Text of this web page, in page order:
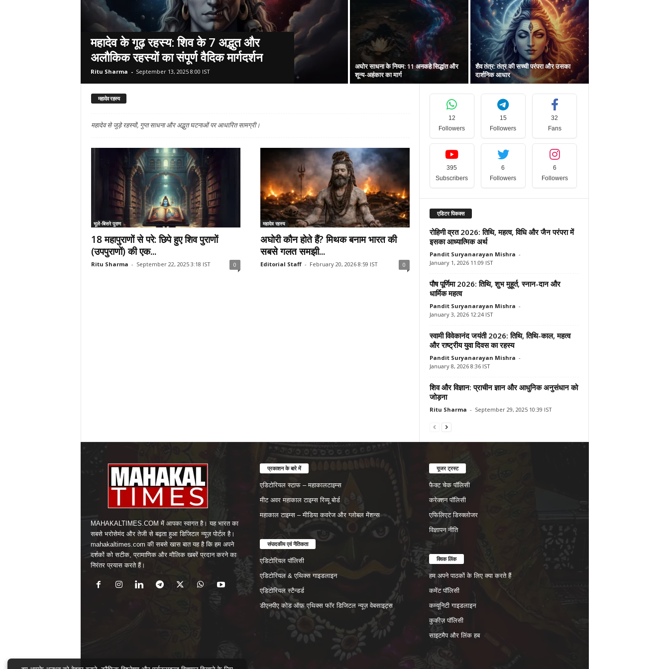
महादेव के गूढ़ रहस्य: शिव के 7 अद्भुत और
अलौकिक रहस्यों का संपूर्ण वैदिक मार्गदर्शन
Ritu Sharma - September 13, 2025 8:00 IST
अघोर साधना के नियम: 11 अनकहे सिद्धांत और
शून्य-अहंकार का मार्ग
शैव तंत्र: तंत्र की सच्ची परंपरा और उसका
दार्शनिक आधार
महादेव रहस्य
महादेव से जुड़े रहस्यों, गुप्त साधना और अद्भुत घटनाओं पर आधारित सामग्री।
भूले-बिसरे पुराण
18 महापुराणों से परे: छिपे हुए शिव पुराणों
(उपपुराणों) की एक...
Ritu Sharma - September 22, 2025 3:18 IST 0
महादेव रहस्य
अघोरी कौन होते हैं? मिथक बनाम भारत की
सबसे गलत समझी...
Editorial Staff - February 20, 2026 8:59 IST 0
12
Followers
15
Followers
32
Fans
395
Subscribers
6
Followers
6
Followers
एडिटर पिकक्स
रोहिणी व्रत 2026: तिथि, महत्व, विधि और जैन परंपरा में
इसका आध्यात्मिक अर्थ
Pandit Suryanarayan Mishra -
January 1, 2026 11:09 IST
पौष पूर्णिमा 2026: तिथि, शुभ मुहूर्त, स्नान-दान और
धार्मिक महत्व
Pandit Suryanarayan Mishra -
January 3, 2026 12:24 IST
स्वामी विवेकानंद जयंती 2026: तिथि, तिथि-काल, महत्व
और राष्ट्रीय युवा दिवस का रहस्य
Pandit Suryanarayan Mishra -
January 8, 2026 8:36 IST
शिव और विज्ञान: प्राचीन ज्ञान और आधुनिक अनुसंधान को
जोड़ना
Ritu Sharma - September 29, 2025 10:39 IST
MAHAKALTIMES.COM में आपका स्वागत है। यह भारत का
सबसे भरोसेमंद और तेजी से बढ़ता हुआ डिजिटल न्यूज़ पोर्टल है।
mahakaltimes.com की सबसे खास बात यह है कि हम अपने
दर्शकों को सटीक, प्रामाणिक और मौलिक खबरें प्रदान करने का
निरंतर प्रयास करते हैं।
प्रकाशन के बारे में
एडिटोरियल स्टाफ – महाकालटाइम्स
मीट अवर महाकाल टाइम्स रिव्यू बोर्ड
महाकाल टाइम्स – मीडिया कवरेज और ग्लोबल मेंशन्स
संपादकीय एवं नैतिकता
एडिटोरियल पॉलिसी
एडिटोरियल & एथिक्स गाइडलाइन
एडिटोरियल स्टैन्डर्ड
डीएनपीए कोड ऑफ़ एथिक्स फॉर डिजिटल न्यूज़ वेबसाइट्स
यूजर ट्रस्ट
फैक्ट चेक पॉलिसी
करेक्शन पॉलिसी
एफिलिएट डिस्क्लोजर
विज्ञापन नीति
क्विक लिंक
हम अपने पाठकों के लिए क्या करते हैं
कमेंट पॉलिसी
कम्यूनिटी गाइडलाइन
कुकीज़ पॉलिसी
साइटमैप और लिंक हब